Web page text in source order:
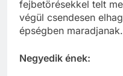
fejbetörésekkel telt
végül csendesen
épségben maradjanak.
Negyedik ének: